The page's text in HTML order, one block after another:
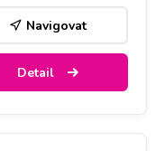
Navigovat
Detail